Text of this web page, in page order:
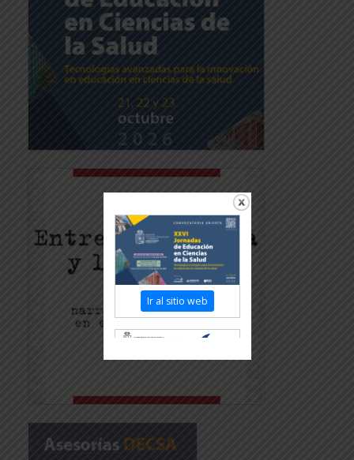
Ir al sitio web
Revisar más información